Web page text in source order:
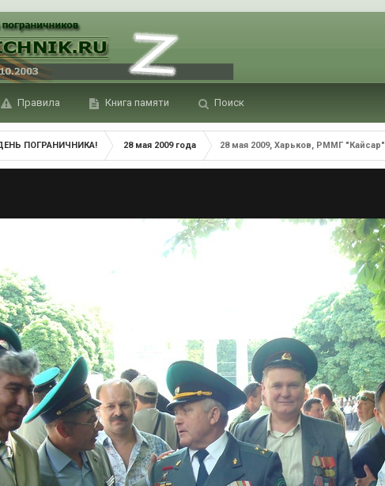
Правила Книга памяти Поиск
ПОГРАНИЧНИКА! 28 мая 2009 года 28 мая 2009, Харьков, РММГ "Кайсар"